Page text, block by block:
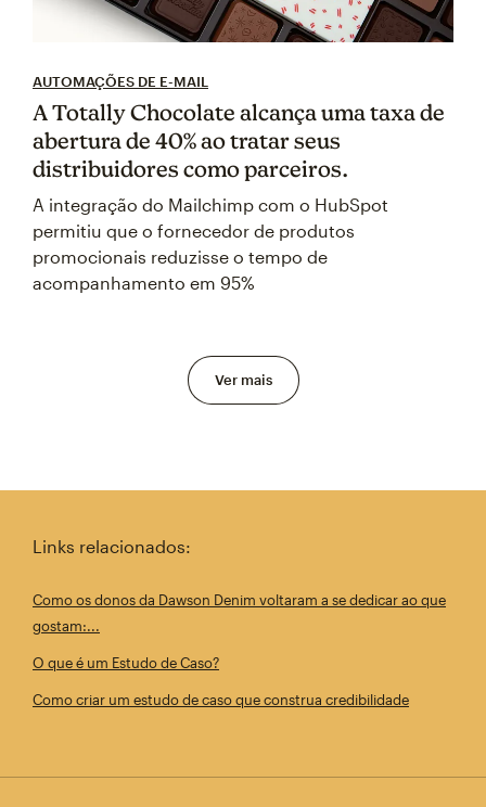
AUTOMAÇÕES DE E-MAIL
A Totally Chocolate alcança uma taxa de
abertura de 40% ao tratar seus
distribuidores como parceiros.
A integração do Mailchimp com o HubSpot
permitiu que o fornecedor de produtos
promocionais reduzisse o tempo de
acompanhamento em 95%
Ver mais
Links relacionados:
Como os donos da Dawson Denim voltaram a se dedicar ao que
gostam:...
O que é um Estudo de Caso?
Como criar um estudo de caso que construa credibilidade